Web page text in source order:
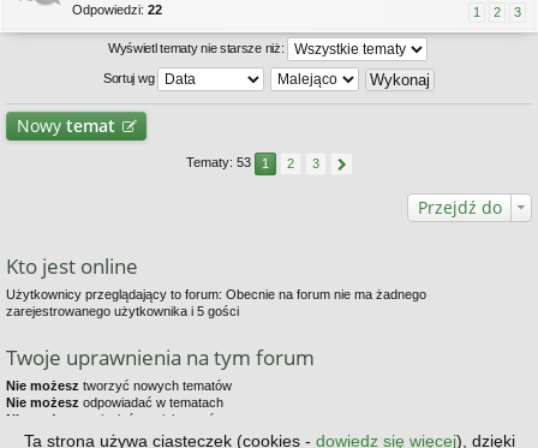
Odpowiedzi: 22 1 2 3
Wyświetl tematy nie starsze niż:
Sortuj wg
Nowy temat
Tematy: 53 1 2 3
Przejdź do
Kto jest online
Użytkownicy przeglądający to forum: Obecnie na forum nie ma żadnego
zarejestrowanego użytkownika i 5 gości
Twoje uprawnienia na tym forum
Nie możesz tworzyć nowych tematów
Nie możesz odpowiadać w tematach
Nie możesz
zmieniać swoich postów
Nie możeszusuwać swoich postów
Ta strona używa ciasteczek (cookies - dowiedz się więcej), dzięki